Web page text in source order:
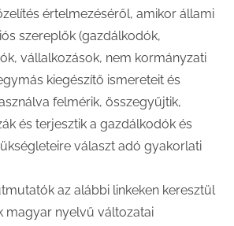
értelmezéséről, amikor állami
szereplők (gazdálkodók,
vállalkozások, nem kormányzati
kiegészítő ismereteit és
felmérik, összegyűjtik,
és terjesztik a gazdálkodók és
választ adó gyakorlati
az alábbi linkeken keresztül
magyar nyelvű változatai